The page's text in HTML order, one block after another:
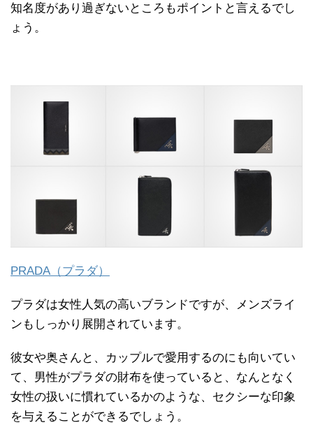
知名度があり過ぎないところもポイントと言えるでし
ょう。
PRADA（プラダ）
プラダは女性人気の高いブランドですが、メンズライ
ンもしっかり展開されています。
彼女や奥さんと、カップルで愛用するのにも向いてい
て、男性がプラダの財布を使っていると、なんとなく
女性の扱いに慣れているかのような、セクシーな印象
を与えることができるでしょう。